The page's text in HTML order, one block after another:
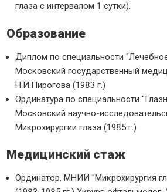
глаза с интервалом 1 сутки).
Образование
Диплом по специальности
Московский государственный
Н.И.Пирогова (1983 г.)
Ординатура по специальности
Московский научно-
Микрохирургии глаза (1985 г.)
Медицинский стаж
Ординатор, МНИИ "Микрохирургия